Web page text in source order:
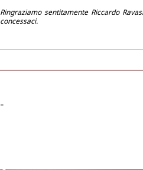
Ringraziamo sentitamente Riccardo
concessaci.
-